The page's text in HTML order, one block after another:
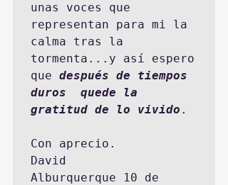
unas voces que
representan para mi la
calma tras la
tormenta...y así espero
que después de tiempos
duros  quede la
gratitud de lo vivido .
Con aprecio.
David
Alburquerque 10 de